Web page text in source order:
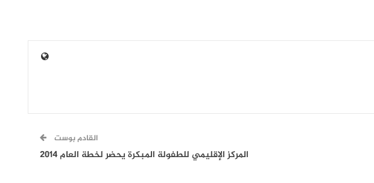
القادم بوست
المركز الإقليمي للطفولة المبكرة يحضر لخطة العام 2014